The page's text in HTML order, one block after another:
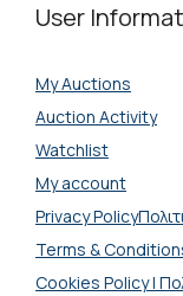
User
My Auctions
Auction Activity
Watchlist
My account
Privacy
Terms &
Cookies Policy |